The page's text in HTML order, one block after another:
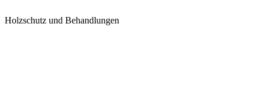
Holzschutz und Behandlungen